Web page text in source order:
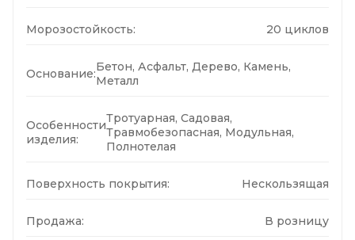
Морозостойкость: 20 циклов
Основание:Бетон, Асфальт, Дерево, Камень,
Металл
Особенности
изделия:
Тротуарная, Садовая,
Травмобезопасная, Модульная,
Полнотелая
Поверхность покрытия: Нескользящая
Продажа: В розницу